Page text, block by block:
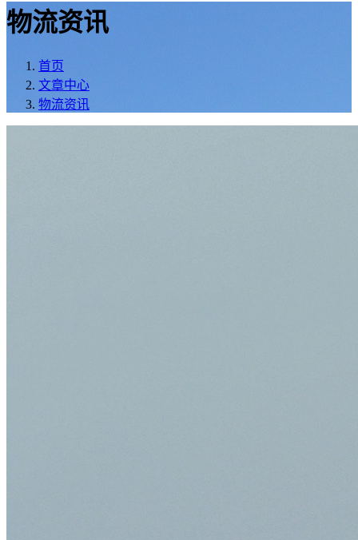
物流资讯
首页
文章中心
物流资讯